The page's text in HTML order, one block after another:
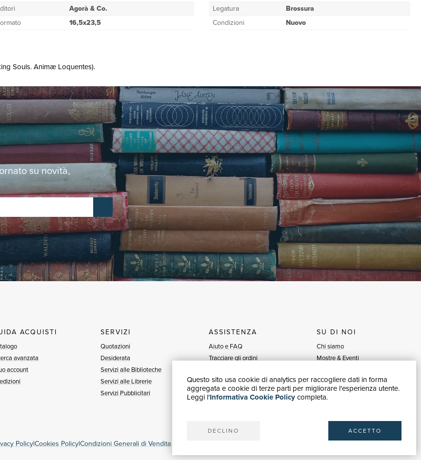
Questo sito usa cookie di analytics per raccogliere dati in forma
aggregata e cookie di terze parti per migliorare l'esperienza utente.
Leggi l'Informativa Cookie Policycompleta.
DECLINO ACCETTO
Agorà & Co.
16,5x23,5
Legatura
Brossura
Condizioni
Nuovo
Souls. Animæ Loquentes).
su novità,
ACQUISTI
avanzata
account
SERVIZI
Quotazioni
Desiderata
Servizi alle Biblioteche
Servizi alle Librerie
Servizi Pubblicitari
ASSISTENZA
Aiuto e FAQ
Tracciare gli ordini
Fatturazione
Carta del Docente / 18App
SU DI NOI
Chi siamo
Mostre & Eventi
Blog
Vendi con noi
Policy|Cookies Policy|Condizioni Generali di Vendita